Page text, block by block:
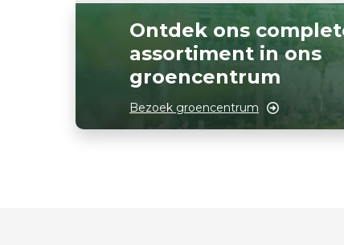
Ontdek ons
assortiment in ons
groencentrum
Bezoek groencentrum